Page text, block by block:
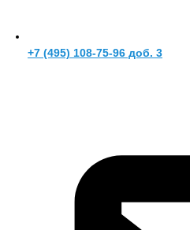
+7 (495) 108-75-96 доб. 3